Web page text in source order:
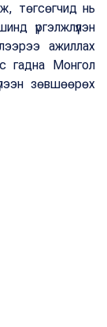
төгсөгчид нь
үргэлжлүүлэн
ажиллах
гадна Монгол
зөвшөөрөх